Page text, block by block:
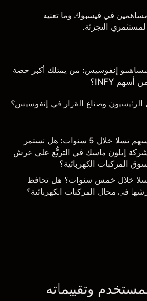
في فيسبوك وما تعنيه
لمستثمري التجزئة.
مساهمو إنفوسيس: من يمتلك أكبر حصة
من أسهم INFY؟
وصناع القرار في إنفوسيس؟
سهم تسلا خلال 5 سنوات: هل تستمر
شركة إيلون ماسك في التربُّع على عرش
سوق المركبات الكهربائية؟
خلال خمس سنوات؟ هل تحافظ
في مجال المركبات الكهربائية؟
وتقييماته